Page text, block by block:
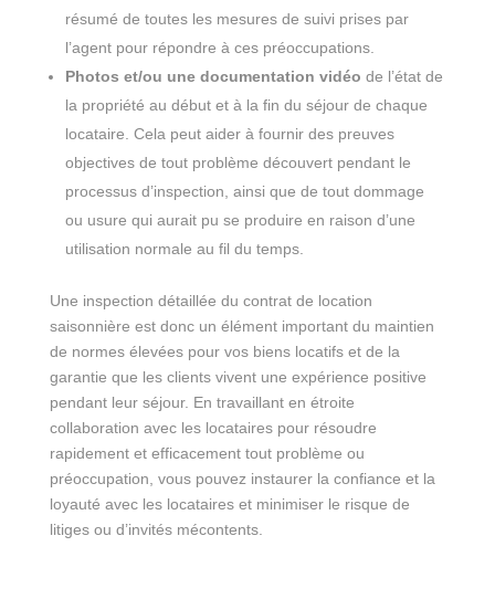
résumé de toutes les mesures de suivi prises par
l’agent pour répondre à ces préoccupations.
Photos et/ou une documentation vidéo de l’état de
la propriété au début et à la fin du séjour de chaque
locataire. Cela peut aider à fournir des preuves
objectives de tout problème découvert pendant le
processus d’inspection, ainsi que de tout dommage
ou usure qui aurait pu se produire en raison d’une
utilisation normale au fil du temps.
Une inspection détaillée du contrat de location
saisonnière est donc un élément important du maintien
de normes élevées pour vos biens locatifs et de la
garantie que les clients vivent une expérience positive
pendant leur séjour. En travaillant en étroite
collaboration avec les locataires pour résoudre
rapidement et efficacement tout problème ou
préoccupation, vous pouvez instaurer la confiance et la
loyauté avec les locataires et minimiser le risque de
litiges ou d’invités mécontents.